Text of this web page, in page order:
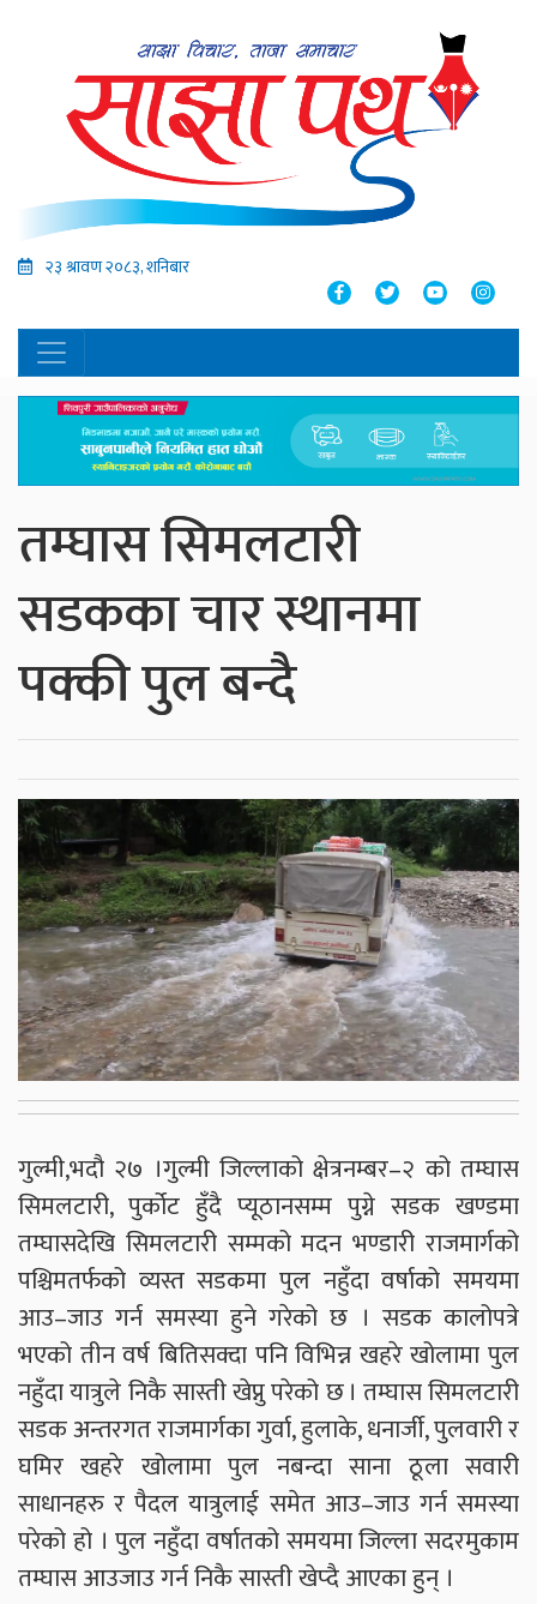
२३ श्रावण २०८३, शनिबार
तम्घास सिमलटारी
सडकका चार स्थानमा
पक्की पुल बन्दै
गुल्मी,भदौ २७ ।गुल्मी जिल्लाको क्षेत्रनम्बर–२ को तम्घास
सिमलटारी, पुर्कोट हुँदै प्यूठानसम्म पुग्ने सडक खण्डमा
तम्घासदेखि सिमलटारी सम्मको मदन भण्डारी राजमार्गको
पश्चिमतर्फको व्यस्त सडकमा पुल नहुँदा वर्षाको समयमा
आउ–जाउ गर्न समस्या हुने गरेको छ । सडक कालोपत्रे
भएको तीन वर्ष बितिसक्दा पनि विभिन्न खहरे खोलामा पुल
नहुँदा यात्रुले निकै सास्ती खेप्नु परेको छ । तम्घास सिमलटारी
सडक अन्तरगत राजमार्गका गुर्वा, हुलाके, धनार्जी, पुलवारी र
घमिर खहरे खोलामा पुल नबन्दा साना ठूला सवारी
साधानहरु र पैदल यात्रुलाई समेत आउ–जाउ गर्न समस्या
परेको हो । पुल नहुँदा वर्षातको समयमा जिल्ला सदरमुकाम
तम्घास आउजाउ गर्न निकै सास्ती खेप्दै आएका हुन् ।